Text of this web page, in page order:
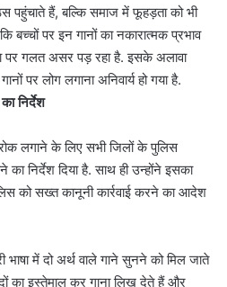
पहुंचाते हैं, बल्कि समाज में फूहड़ता को भी
बच्चों पर इन गानों का नकारात्मक प्रभाव
पर गलत असर पड़ रहा है. इसके अलावा
पर लोग लगाना अनिवार्य हो गया है.
निर्देश
लगाने के लिए सभी जिलों के पुलिस
का निर्देश दिया है. साथ ही उन्होंने इसका
को सख्त कानूनी कार्रवाई करने का आदेश
भाषा में दो अर्थ वाले गाने सुनने को मिल जाते
का इस्तेमाल कर गाना लिख देते हैं और